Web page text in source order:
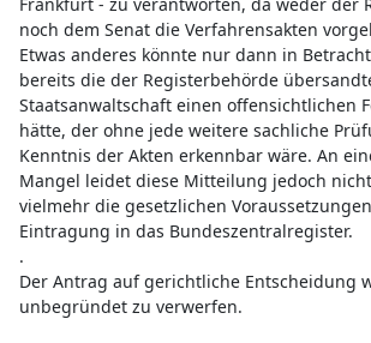
noch dem Senat die Verfahrensakten
Etwas anderes könnte nur dann in
bereits die der Registerbehörde
Staatsanwaltschaft einen offensichtlichen
hätte, der ohne jede weitere sachliche
Kenntnis der Akten erkennbar wäre. An
Mangel leidet diese Mitteilung jedoch
vielmehr die gesetzlichen
Eintragung in das Bundeszentralregister.
.
Der Antrag auf gerichtliche Entscheidung
unbegründet zu verwerfen.